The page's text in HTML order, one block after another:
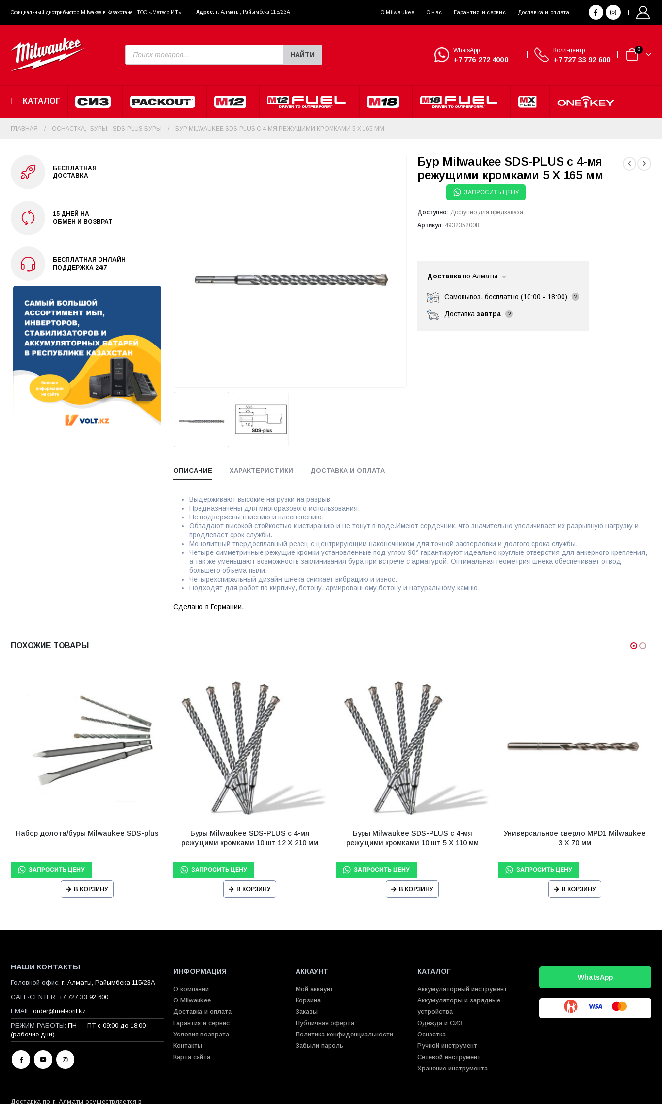
Официальный диcтрибьютор Milwakee в Казахстане - ТОО «Метеор ИТ» Адрес: г. Алматы, Райымбека 115/23A О Milwaukee О нас Гарантия и сервис Доставка и оплата
НАЙТИ
WhatsApp
+7 776 272 4000
Колл-центр
+7 727 33 92 600
0
КАТАЛОГ
ГЛАВНАЯ ОСНАСТКА БУРЫ SDS-PLUS БУРЫ БУР MILWAUKEE SDS-PLUS С 4-МЯ РЕЖУЩИМИ КРОМКАМИ 5 X 165 ММ
Бур Milwaukee SDS-PLUS с 4-мя
режущими кромками 5 X 165 мм
ЗАПРОСИТЬ ЦЕНУ
Доступно: Доступно для предзаказа
Артикул: 4932352008
Доставка по Алматы
Самовывоз, бесплатно (10:00 - 18:00) ?
Доставка завтра ?
ОПИСАНИЕ ХАРАКТЕРИСТИКИ ДОСТАВКА И ОПЛАТА
Выдерживают высокие нагрузки на разрыв.
Предназначены для многоразового использования.
Не подвержены гниению и плесневению.
Обладают высокой стойкостью к истиранию и не тонут в воде.Имеют сердечник, что значительно увеличивает их разрывную нагрузку и
продлевает срок службы.
Монолитный твердосплавный резец с центрирующим наконечником для точной засверловки и долгого срока службы.
Четыре симметричные режущие кромки установленные под углом 90° гарантируют идеально круглые отверстия для анкерного крепления,
а так же уменьшают возможность заклинивания бура при встрече с арматурой. Оптимальная геометрия шнека обеспечивает отвод
большего объема пыли.
Четырехспиральный дизайн шнека снижает вибрацию и износ.
Подходят для работ по кирпичу, бетону, армированному бетону и натуральному камню.
Сделано в Германии.
БЕСПЛАТНАЯ
ДОСТАВКА
15 ДНЕЙ НА
ОБМЕН И ВОЗВРАТ
БЕСПЛАТНАЯ ОНЛАЙН
ПОДДЕРЖКА 24/7
ПОХОЖИЕ ТОВАРЫ
Набор долота/буры Milwaukee SDS-plus
В КОРЗИНУ
Буры Milwaukee SDS-PLUS с 4-мя
режущими кромками 10 шт 12 X 210 мм
В КОРЗИНУ
Буры Milwaukee SDS-PLUS с 4-мя
режущими кромками 10 шт 5 X 110 мм
В КОРЗИНУ
Универсальное сверло MPD1 Milwaukee
3 X 70 мм
В КОРЗИНУ
НАШИ КОНТАКТЫ
Головной офис: г. Алматы, Райымбека 115/23A
CALL-CENTER: +7 727 33 92 600
EMAIL: order@meteorit.kz
РЕЖИМ РАБОТЫ: ПН — ПТ с 09:00 до 18:00
(рабочие дни)
Доставка по г. Алматы осуществляется в
ИНФОРМАЦИЯ
О компании
О Milwaukee
Доставка и оплата
Гарантия и сервис
Условия возврата
Контакты
Карта сайта
АККАУНТ
Мой аккаунт
Корзина
Заказы
Публичная оферта
Политика конфиденциальности
Забыли пароль
КАТАЛОГ
Аккумуляторный инструмент
Аккумуляторы и зарядные
устройства
Одежда и СИЗ
Оснастка
Ручной инструмент
Сетевой инструмент
Хранение инструмента
WhatsApp